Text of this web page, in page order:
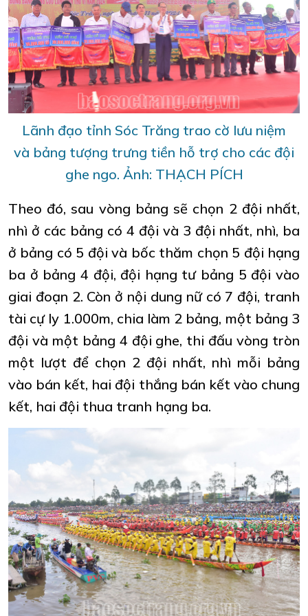
Lãnh đạo tỉnh Sóc Trăng trao cờ lưu niệm
và bảng tượng trưng tiền hỗ trợ cho các đội
ghe ngo. Ảnh: THẠCH PÍCH
Theo đó, sau vòng bảng sẽ chọn 2 đội nhất,
nhì ở các bảng có 4 đội và 3 đội nhất, nhì, ba
ở bảng có 5 đội và bốc thăm chọn 5 đội hạng
ba ở bảng 4 đội, đội hạng tư bảng 5 đội vào
giai đoạn 2. Còn ở nội dung nữ có 7 đội, tranh
tài cự ly 1.000m, chia làm 2 bảng, một bảng 3
đội và một bảng 4 đội ghe, thi đấu vòng tròn
một lượt để chọn 2 đội nhất, nhì mỗi bảng
vào bán kết, hai đội thắng bán kết vào chung
kết, hai đội thua tranh hạng ba.